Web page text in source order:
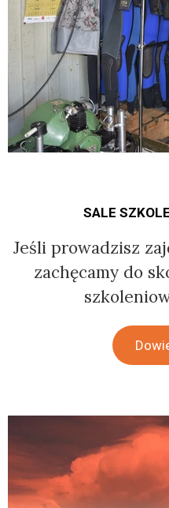
SALE
Jeśli prowadzisz
zachęcamy do